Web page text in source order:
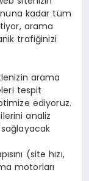
kadar tüm
arama
trafiğinizi
arama
tespit
ediyoruz.
analiz
(site hızı,
motorları